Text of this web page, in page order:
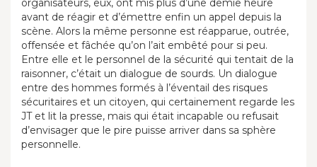
organisateurs, eux, ont mis plus d’une demie heure
avant de réagir et d’émettre enfin un appel depuis la
scène. Alors la même personne est réapparue, outrée,
offensée et fâchée qu’on l’ait embêté pour si peu.
Entre elle et le personnel de la sécurité qui tentait de la
raisonner, c’était un dialogue de sourds. Un dialogue
entre des hommes formés à l’éventail des risques
sécuritaires et un citoyen, qui certainement regarde les
JT et lit la presse, mais qui était incapable ou refusait
d’envisager que le pire puisse arriver dans sa sphère
personnelle.